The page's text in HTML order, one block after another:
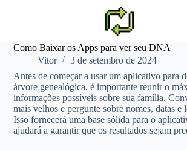
Como Baixar os Apps para ver seu DNA
Vitor
3 de setembro de 2024
Antes de começar a usar um aplicativo para
árvore genealógica, é importante reunir o
informações possíveis sobre sua família.
mais velhos e pergunte sobre nomes, datas e
Isso fornecerá uma base sólida para o
ajudará a garantir que os resultados sejam